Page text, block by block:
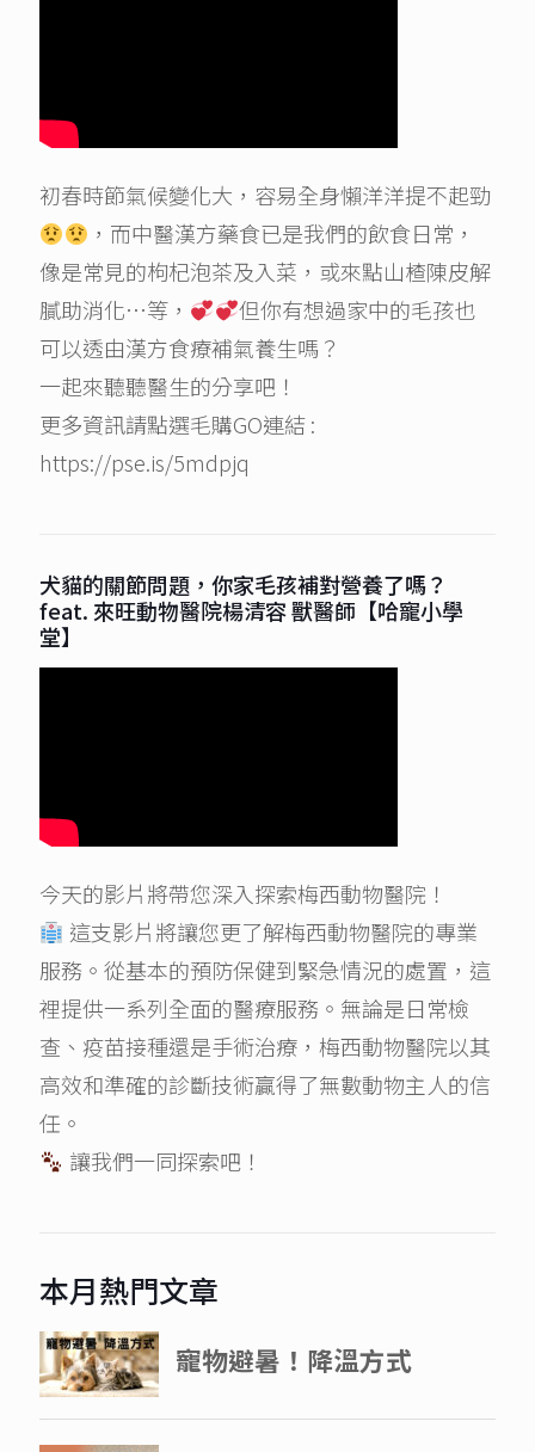
初春時節氣候變化大，容易全身懶洋洋提不起勁
，而中醫漢方藥食已是我們的飲食日常，
像是常見的枸杞泡茶及入菜，或來點山楂陳皮解
膩助消化…等，
但你有想過家中的毛孩也
可以透由漢方食療補氣養生嗎？
一起來聽聽醫生的分享吧！
更多資訊請點選毛購GO連結 :
https://pse.is/5mdpjq
犬貓的關節問題，你家毛孩補對營養了嗎？
feat. 來旺動物醫院楊清容 獸醫師【哈寵小學
堂】
今天的影片將帶您深入探索梅西動物醫院！
這支影片將讓您更了解梅西動物醫院的專業
服務。從基本的預防保健到緊急情況的處置，這
裡提供一系列全面的醫療服務。無論是日常檢
查、疫苗接種還是手術治療，梅西動物醫院以其
高效和準確的診斷技術贏得了無數動物主人的信
任。
讓我們一同探索吧！
本月熱門文章